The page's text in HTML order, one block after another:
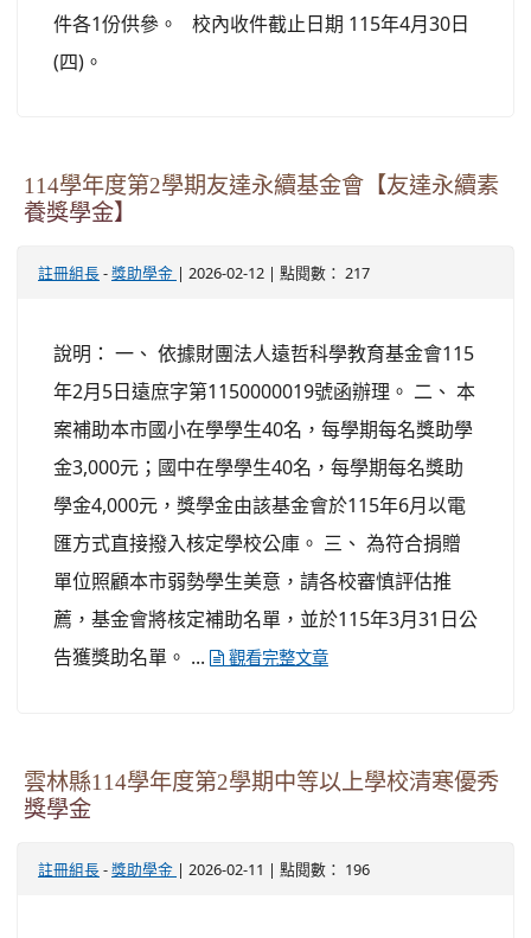
件各1份供參。 校內收件截止日期 115年4月30日
(四)。
114學年度第2學期友達永續基金會【友達永續素
養獎學金】
註冊組長 - 獎助學金 | 2026-02-12 | 點閱數： 217
說明： 一、 依據財團法人遠哲科學教育基金會115
年2月5日遠庶字第1150000019號函辦理。 二、 本
案補助本市國小在學學生40名，每學期每名獎助學
金3,000元；國中在學學生40名，每學期每名獎助
學金4,000元，獎學金由該基金會於115年6月以電
匯方式直接撥入核定學校公庫。 三、 為符合捐贈
單位照顧本市弱勢學生美意，請各校審慎評估推
薦，基金會將核定補助名單，並於115年3月31日公
告獲獎助名單。 ...
觀看完整文章
雲林縣114學年度第2學期中等以上學校清寒優秀
獎學金
註冊組長 - 獎助學金 | 2026-02-11 | 點閱數： 196